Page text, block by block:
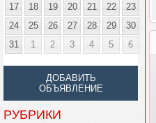
17
18 19 20 21 22
23
24
25 26 27 28 29
30
31
1 2 3 4 5 6
ДОБАВИТЬ
ОБЪЯВЛЕНИЕ
РУБРИКИ